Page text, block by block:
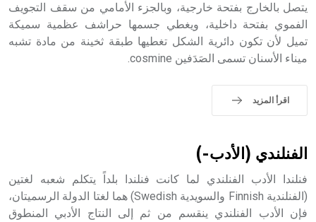
- هل تعلم أن الأبجدية الكنعانية تتألف من /22/ علامة كتابية
sign تكتب منفصلة غير متصلة، وتعتمد المبدأ الأكوروفوني،
يتصل بالخارج بفتحة خارجية، وبالجزء الأمامي من سقف التجويف
الفموي بفتحة داخلية، ويغطي جسمها حراشف عظمية سميكة
تميل لأن تكون دائرية الشكل تغطيها طبقة ثخينة من مادة تشبه
ميناء الأسنان تسمى الصَدَفين cosmine.
اقرأ المزيد
الفنلندي (الأدب-)
فنلندا الأدب الفنلندي لما كانت فنلندا بلداً يتكلم شعبه لغتين
(الفنلندية Finnish والسويدية Swedish) هما لغتا الدولة الرسميتان،
فإن الأدب الفنلندي ينقسم من ثم إلى النتاج الأدبي المنطوق